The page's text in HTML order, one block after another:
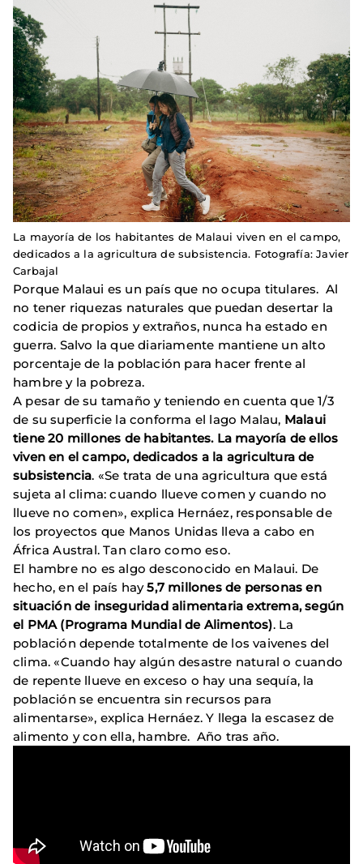
La mayoría de los habitantes de Malaui viven en el campo,
dedicados a la agricultura de subsistencia. Fotografía: Javier
Carbajal
Porque Malaui es un país que no ocupa titulares. Al
no tener riquezas naturales que puedan desertar la
codicia de propios y extraños, nunca ha estado en
guerra. Salvo la que diariamente mantiene un alto
porcentaje de la población para hacer frente al
hambre y la pobreza.
A pesar de su tamaño y teniendo en cuenta que 1/3
de su superficie la conforma el lago Malau, Malaui
tiene 20 millones de habitantes. La mayoría de ellos
viven en el campo, dedicados a la agricultura de
subsistencia. «Se trata de una agricultura que está
sujeta al clima: cuando llueve comen y cuando no
llueve no comen», explica Hernáez, responsable de
los proyectos que Manos Unidas lleva a cabo en
África Austral. Tan claro como eso.
El hambre no es algo desconocido en Malaui. De
hecho, en el país hay5,7 millones de personas en
situación de inseguridad alimentaria extrema, según
el PMA (Programa Mundial de Alimentos). La
población depende totalmente de los vaivenes del
clima. «Cuando hay algún desastre natural o cuando
de repente llueve en exceso o hay una sequía, la
población se encuentra sin recursos para
alimentarse», explica Hernáez. Y llega la escasez de
alimento y con ella, hambre. Año tras año.